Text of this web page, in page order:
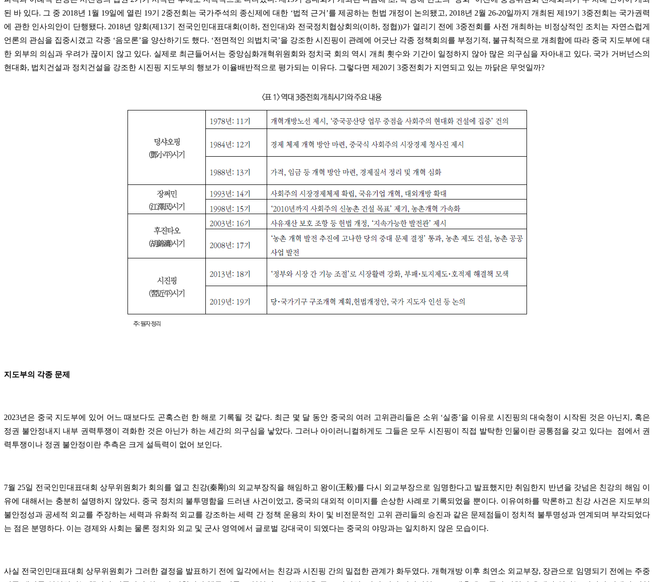
된 바 있다. 그 중 2018년 1월 19일에 열린 19기 2중전회는 국가주석의 종신제에 대한 ‘법적 근거’를 제공하는 헌법 개정이 논의됐고, 2018년 2월 26-20일까지 개최된 제19기 3중전회는 국가권력
에 관한 인사의안이 단행됐다. 2018년 양회(제13기 전국인민대표대회(이하, 전인대)와 전국정치협상회의(이하, 정협))가 열리기 전에 3중전회를 사전 개최하는 비정상적인 조치는 자연스럽게
언론의 관심을 집중시겼고 각종 ‘음모론’을 양산하기도 했다. ‘전면적인 의법치국’을 강조한 시진핑이 관례에 어긋난 각종 정책회의를 부정기적, 불규칙적으로 개최함에 따라 중국 지도부에 대
한 외부의 의심과 우려가 끊이지 않고 있다. 실제로 최근들어서는 중앙심화개혁위원회와 정치국 회의 역시 개최 횟수와 기간이 일정하지 않아 많은 의구심을 자아내고 있다. 국가 거버넌스의
현대화, 법치건설과 정치건설을 강조한 시진핑 지도부의 행보가 이율배반적으로 평가되는 이유다. 그렇다면 제20기 3중전회가 지연되고 있는 까닭은 무엇일까?
지도부의 각종 문제
2023년은 중국 지도부에 있어 어느 때보다도 곤혹스런 한 해로 기록될 것 같다. 최근 몇 달 동안 중국의 여러 고위관리들은 소위 ‘실종’을 이유로 시진핑의 대숙청이 시작된 것은 아닌지, 혹은
정권 불안정내지 내부 권력투쟁이 격화한 것은 아닌가 하는 세간의 의구심을 낳았다. 그러나 아이러니컬하게도 그들은 모두 시진핑이 직접 발탁한 인물이란 공통점을 갖고 있다는 점에서 권
력투쟁이나 정권 불안정이란 추측은 크게 설득력이 없어 보인다.
7월 25일 전국인민대표대회 상무위원회가 회의를 열고 친강(秦剛)의 외교부장직을 해임하고 왕이(王毅)를 다시 외교부장으로 임명한다고 발표했지만 취임한지 반년을 갓넘은 친강의 해임 이
유에 대해서는 충분히 설명하지 않았다. 중국 정치의 불투명함을 드러낸 사건이었고, 중국의 대외적 이미지를 손상한 사례로 기록되었을 뿐이다. 이유여하를 막론하고 친강 사건은 지도부의
불안정성과 공세적 외교를 주장하는 세력과 유화적 외교를 강조하는 세력 간 정책 운용의 차이 및 비전문적인 고위 관리들의 승진과 같은 문제점들이 정치적 불투명성과 연계되며 부각되었다
는 점은 분명하다. 이는 경제와 사회는 물론 정치와 외교 및 군사 영역에서 글로벌 강대국이 되엤다는 중국의 야망과는 일치하지 않은 모습이다.
사실 전국인민대표대회 상무위원회가 그러한 결정을 발표하기 전에 일각에서는 친강과 시진핑 간의 밀접한 관계가 화두였다. 개혁개방 이후 최연소 외교부장, 장관으로 임명되기 전에는 주중